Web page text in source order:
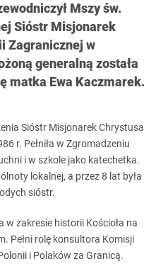
Mszy św.
Sióstr Misjonarek
Zagranicznej w
generalną została
matka Ewa Kaczmarek.
Sióstr Misjonarek Chrystusa
r. Pełniła w Zgromadzeniu
i w szkole jako katechetka.
lokalnej, a przez 8 lat była
sióstr.
w zakresie historii Kościoła na
Pełni rolę konsultora Komisji
i Polaków za Granicą.